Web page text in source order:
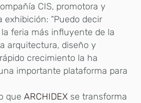
CIS, promotora y
exhibición: “Puedo decir
la feria más influyente de la
arquitectura, diseño y
crecimiento la ha
importante plataforma para
que ARCHIDEX se transforma